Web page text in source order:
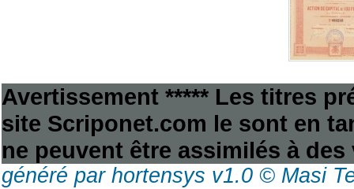
Avertissement ***** Les titres
site Scriponet.com le sont en
ne peuvent être assimilés à
généré par hortensys v1.0 © Masi